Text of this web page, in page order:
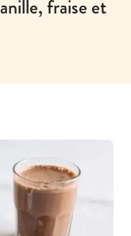
fraise et